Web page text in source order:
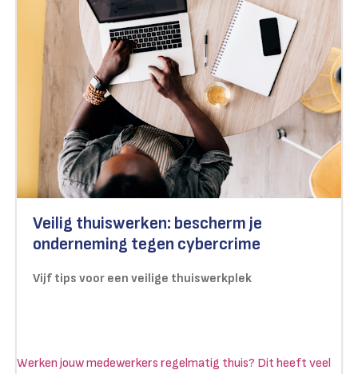
Veilig thuiswerken: bescherm je
onderneming tegen cybercrime
Vijf tips voor een veilige thuiswerkplek
Werken jouw medewerkers regelmatig thuis? Dit heeft veel